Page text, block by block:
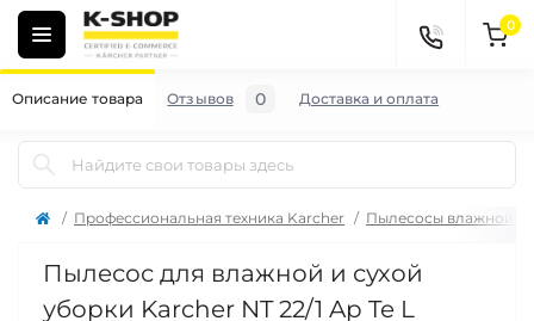
0
Профессиональная техника Karcher Пылесосы влажной и
Пылесос для влажной и сухой
уборки Karcher NT 22/1 Ap Te L
Описание товара Отзывов 0 Доставка и оплата